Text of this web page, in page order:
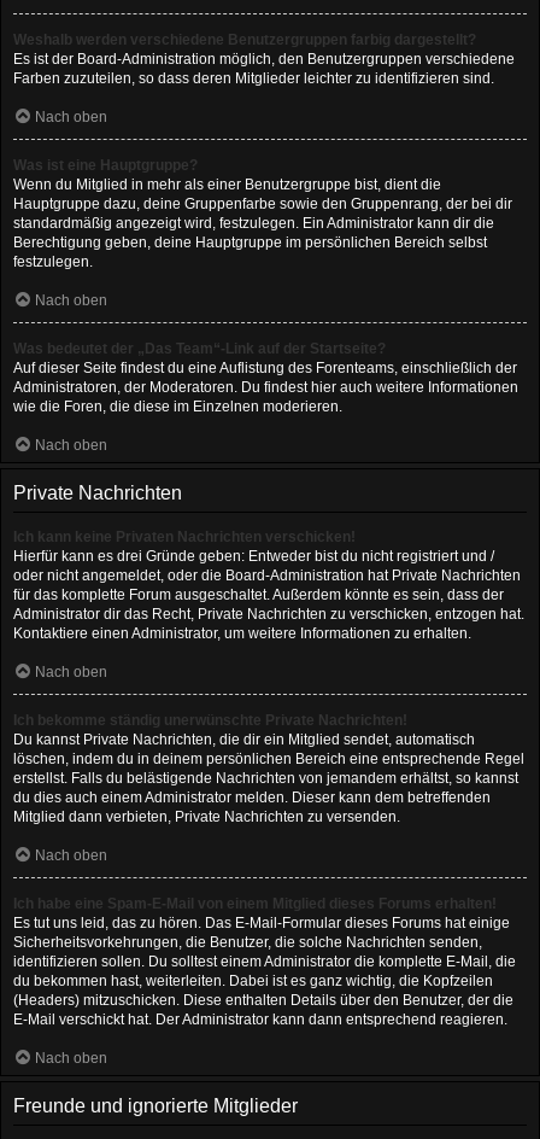
Weshalb werden verschiedene Benutzergruppen farbig dargestellt?
Es ist der Board-Administration möglich, den Benutzergruppen verschiedene
Farben zuzuteilen, so dass deren Mitglieder leichter zu identifizieren sind.
Nach oben
Was ist eine Hauptgruppe?
Wenn du Mitglied in mehr als einer Benutzergruppe bist, dient die
Hauptgruppe dazu, deine Gruppenfarbe sowie den Gruppenrang, der bei dir
standardmäßig angezeigt wird, festzulegen. Ein Administrator kann dir die
Berechtigung geben, deine Hauptgruppe im persönlichen Bereich selbst
festzulegen.
Nach oben
Was bedeutet der „Das Team“-Link auf der Startseite?
Auf dieser Seite findest du eine Auflistung des Forenteams, einschließlich der
Administratoren, der Moderatoren. Du findest hier auch weitere Informationen
wie die Foren, die diese im Einzelnen moderieren.
Nach oben
Private Nachrichten
Ich kann keine Privaten Nachrichten verschicken!
Hierfür kann es drei Gründe geben: Entweder bist du nicht registriert und /
oder nicht angemeldet, oder die Board-Administration hat Private Nachrichten
für das komplette Forum ausgeschaltet. Außerdem könnte es sein, dass der
Administrator dir das Recht, Private Nachrichten zu verschicken, entzogen hat.
Kontaktiere einen Administrator, um weitere Informationen zu erhalten.
Nach oben
Ich bekomme ständig unerwünschte Private Nachrichten!
Du kannst Private Nachrichten, die dir ein Mitglied sendet, automatisch
löschen, indem du in deinem persönlichen Bereich eine entsprechende Regel
erstellst. Falls du belästigende Nachrichten von jemandem erhältst, so kannst
du dies auch einem Administrator melden. Dieser kann dem betreffenden
Mitglied dann verbieten, Private Nachrichten zu versenden.
Nach oben
Ich habe eine Spam-E-Mail von einem Mitglied dieses Forums erhalten!
Es tut uns leid, das zu hören. Das E-Mail-Formular dieses Forums hat einige
Sicherheitsvorkehrungen, die Benutzer, die solche Nachrichten senden,
identifizieren sollen. Du solltest einem Administrator die komplette E-Mail, die
du bekommen hast, weiterleiten. Dabei ist es ganz wichtig, die Kopfzeilen
(Headers) mitzuschicken. Diese enthalten Details über den Benutzer, der die
E-Mail verschickt hat. Der Administrator kann dann entsprechend reagieren.
Nach oben
Freunde und ignorierte Mitglieder